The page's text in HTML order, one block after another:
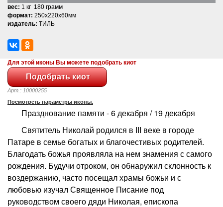
вес: 1 кг 180 грамм
формат: 250x220x60мм
издатель: ТИЛЬ
Для этой иконы Вы можете подобрать киот
Арт.: 10000255
Посмотреть параметры иконы.
Празднование памяти - 6 декабря / 19 декабря
Святитель Николай родился в III веке в городе
Патаре в семье богатых и благочестивых родителей.
Благодать божья проявляла на нем знамения с самого
рождения. Будучи отроком, он обнаружил склонность к
воздержанию, часто посещал храмы божьи и с
любовью изучал Священное Писание под
руководством своего дяди Николая, епископа